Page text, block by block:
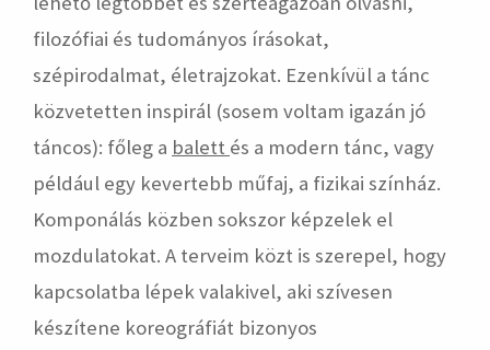
filozófiai és tudományos írásokat,
szépirodalmat, életrajzokat. Ezenkívül a tánc
közvetetten inspirál (sosem voltam igazán jó
táncos): főleg a balett és a modern tánc, vagy
például egy kevertebb műfaj, a fizikai színház.
Komponálás közben sokszor képzelek el
mozdulatokat. A terveim közt is szerepel, hogy
kapcsolatba lépek valakivel, aki szívesen
készítene koreográfiát bizonyos